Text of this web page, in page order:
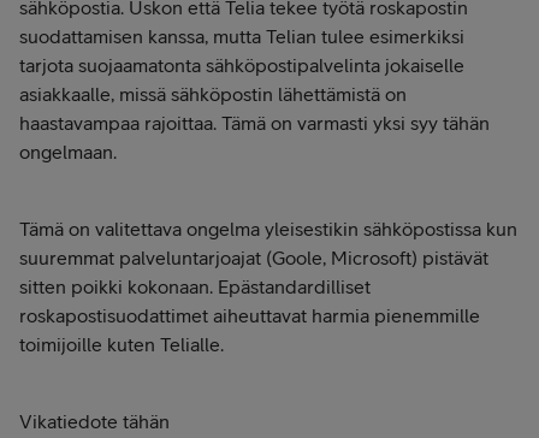
sähköpostia. Uskon että Telia tekee työtä roskapostin
suodattamisen kanssa, mutta Telian tulee esimerkiksi
tarjota suojaamatonta sähköpostipalvelinta jokaiselle
asiakkaalle, missä sähköpostin lähettämistä on
haastavampaa rajoittaa. Tämä on varmasti yksi syy tähän
ongelmaan.
Tämä on valitettava ongelma yleisestikin sähköpostissa kun
suuremmat palveluntarjoajat (Goole, Microsoft) pistävät
sitten poikki kokonaan. Epästandardilliset
roskapostisuodattimet aiheuttavat harmia pienemmille
toimijoille kuten Telialle.
Vikatiedote tähän